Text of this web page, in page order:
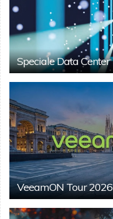
Speciale Data Center
VeeamON Tour 2026